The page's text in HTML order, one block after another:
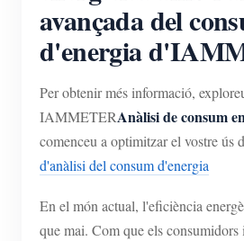
Simulador IAMMETER
Mesurador virtual
Aplicacions
Monitor d'energia del
Sistema de control de
Botiga
Inici ràpid del producte
Comunitat
avançada del
d'energia
Per obtenir més informació,
IAMMETERAnàlisi de consum
comenceu a optimitzar el vostre ús
d'anàlisi del consum d'energia
En el món actual, l'eficiència
que mai. Com que els consumidors